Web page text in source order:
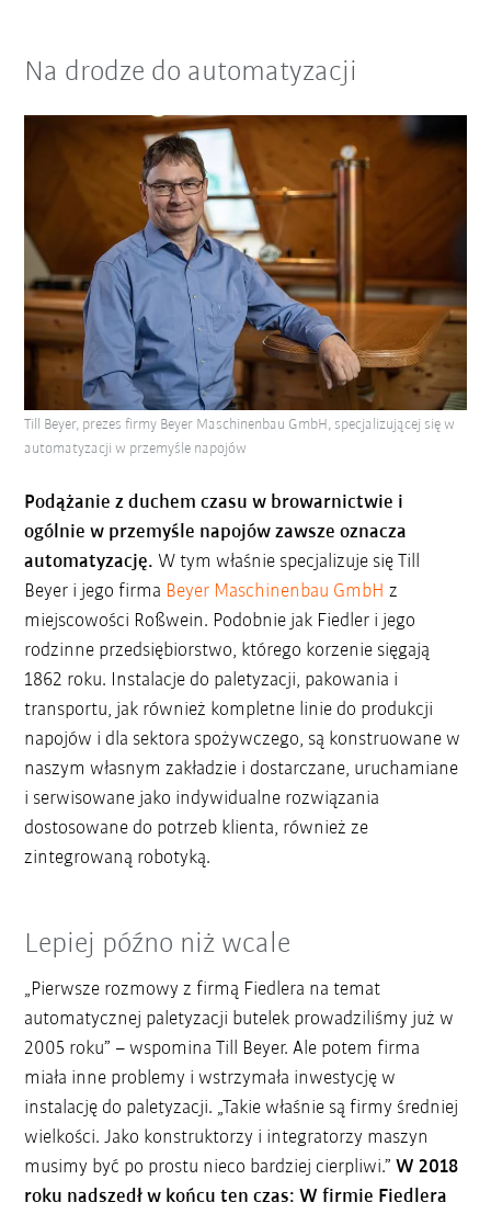
Na drodze do automatyzacji
Podążanie z duchem czasu w browarnictwie i
ogólnie w przemyśle napojów zawsze oznacza
automatyzację. W tym właśnie specjalizuje się Till
Beyer i jego firma Beyer Maschinenbau GmbH z
miejscowości Roßwein. Podobnie jak Fiedler i jego
rodzinne przedsiębiorstwo, którego korzenie sięgają
1862 roku. Instalacje do paletyzacji, pakowania i
transportu, jak również kompletne linie do produkcji
napojów i dla sektora spożywczego, są konstruowane w
naszym własnym zakładzie i dostarczane, uruchamiane
i serwisowane jako indywidualne rozwiązania
dostosowane do potrzeb klienta, również ze
zintegrowaną robotyką.
Till Beyer, prezes firmy Beyer Maschinenbau GmbH, specjalizującej się w
automatyzacji w przemyśle napojów
Lepiej późno niż wcale
„Pierwsze rozmowy z firmą Fiedlera na temat
automatycznej paletyzacji butelek prowadziliśmy już w
2005 roku” – wspomina Till Beyer. Ale potem firma
miała inne problemy i wstrzymała inwestycję w
instalację do paletyzacji. „Takie właśnie są firmy średniej
wielkości. Jako konstruktorzy i integratorzy maszyn
musimy być po prostu nieco bardziej cierpliwi.”W 2018
roku nadszedł w końcu ten czas: W firmie Fiedlera